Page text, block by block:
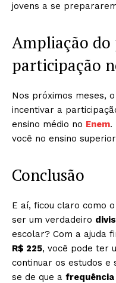
jovens a se
Ampliação do
participação
Nos próximos meses,
incentivar a
ensino médio no Enem.
você no ensino
Conclusão
E aí, ficou claro como
ser um verdadeiro
escolar? Com a ajuda
R$ 225, você pode ter
continuar os estudos
se de que a frequência